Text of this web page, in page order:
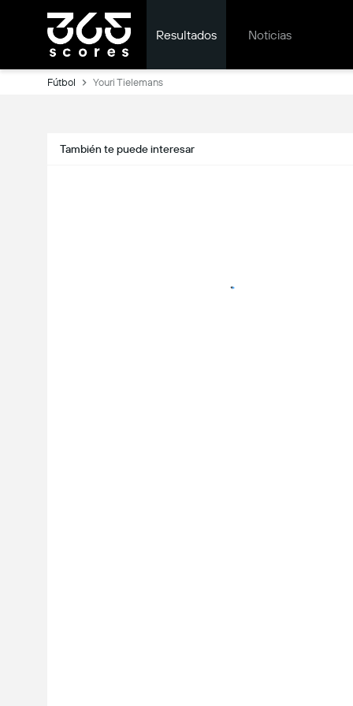
Resultados Noticias
Fútbol Youri Tielemans
También te puede interesar